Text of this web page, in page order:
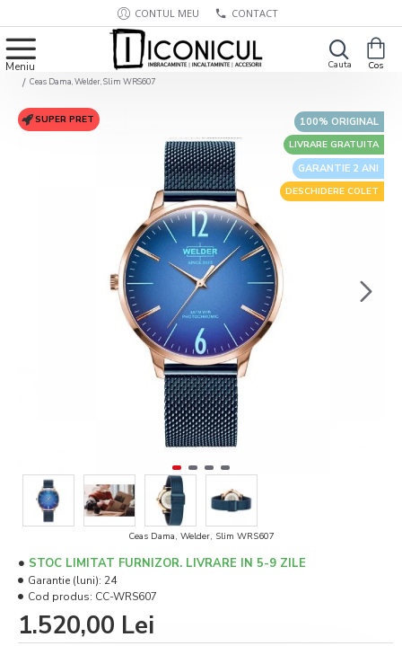
CONTUL MEU CONTACT
Ceas Dama, Welder, Slim WRS607
GARANTIE 2 ANI
100% ORIGINAL
LIVRARE GRATUITA
DESCHIDERE COLET
SUPER PRET
Ceas Dama, Welder, Slim WRS607
1.520,00 Lei
STOC LIMITAT FURNIZOR. LIVRARE IN 5-9 ZILE
Garantie (luni): 24
Cod produs: CC-WRS607